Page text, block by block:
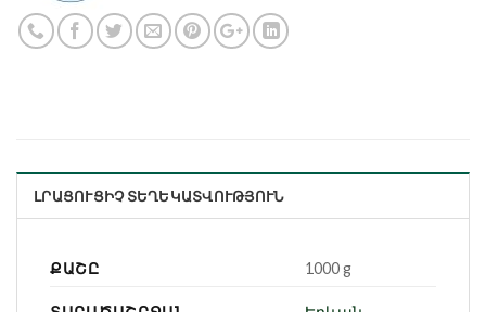
ԼՐԱՑՈՒՑԻՉ ՏԵՂԵԿԱՏՎՈՒԹՅՈՒՆ
ՔԱՇԸ 1000 g